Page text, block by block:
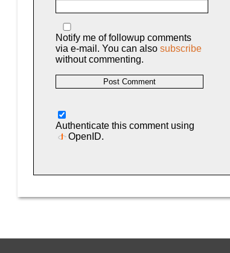
Notify me of followup comments
via e-mail. You can also subscribe
without commenting.
Authenticate this comment using
OpenID.